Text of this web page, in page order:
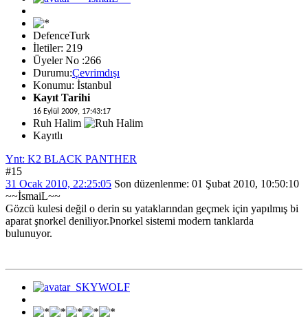
DefenceTurk
İletiler: 219
Üyeler No :266
Durumu:Çevrimdışı
Konumu: İstanbul
Kayıt Tarihi
16 Eylül 2009, 17:43:17
Ruh Halim
Kayıtlı
Ynt: K2 BLACK PANTHER
#15
31 Ocak 2010, 22:25:05 Son düzenlenme: 01 Şubat 2010, 10:50:10
~~İsmaiL~~
Gözcü kulesi değil o derin su yataklarından geçmek için yapılmış bi
aparat şnorkel deniliyor.Þnorkel sistemi modern tanklarda
bulunuyor.